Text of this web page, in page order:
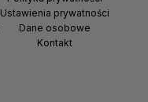
Ustawienia prywatności
Dane osobowe
Kontakt